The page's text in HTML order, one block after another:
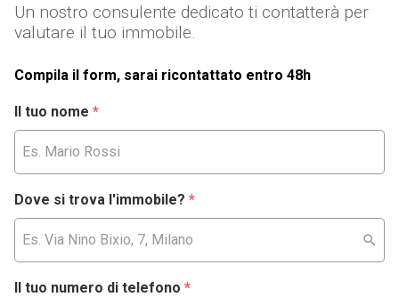
Un nostro consulente dedicato ti contatterà per
valutare il tuo immobile.
Compila il form, sarai ricontattato entro 48h
Il tuo nome *
Dove si trova l'immobile? *
Il tuo numero di telefono *